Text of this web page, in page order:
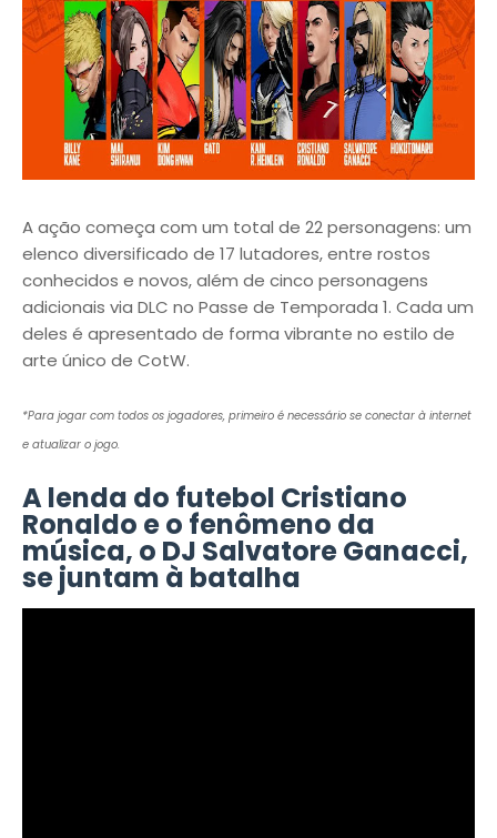
A ação começa com um total de 22 personagens: um
elenco diversificado de 17 lutadores, entre rostos
conhecidos e novos, além de cinco personagens
adicionais via DLC no Passe de Temporada 1. Cada um
deles é apresentado de forma vibrante no estilo de
arte único de CotW.
*Para jogar com todos os jogadores, primeiro é necessário se conectar à internet
e atualizar o jogo.
A lenda do futebol Cristiano
Ronaldo e o fenômeno da
música, o DJ Salvatore Ganacci,
se juntam à batalha